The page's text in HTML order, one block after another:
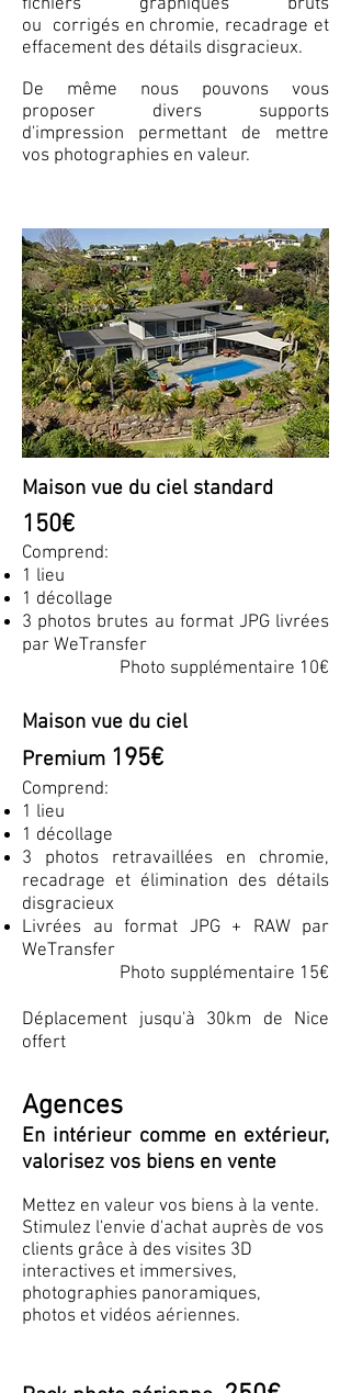
ou corrigés en chromie, recadrage et
effacement des détails disgracieux.
De même nous pouvons vous
proposer divers supports
d'impression permettant de mettre
vos photographies en valeur.
Maison vue du ciel standard
150€
Comprend:
1 lieu
1 décollage
3 photos brutes au format JPG livrées
par WeTransfer
Photo supplémentaire 10€
Maison vue du ciel
Premium 195€
Comprend:
1 lieu
1 décollage
3 photos retravaillées en chromie,
recadrage et élimination des détails
disgracieux
Livrées au format JPG + RAW par
WeTransfer
Photo supplémentaire 15€
Déplacement jusqu'à 30km de Nice
offert
Agences
En intérieur comme en extérieur,
valorisez vos biens en vente
Mettez en valeur vos biens à la vente.
Stimulez l'envie d'achat auprès de vos
clients grâce à des visites 3D
interactives et immersives,
photographies panoramiques,
photos et vidéos aériennes.